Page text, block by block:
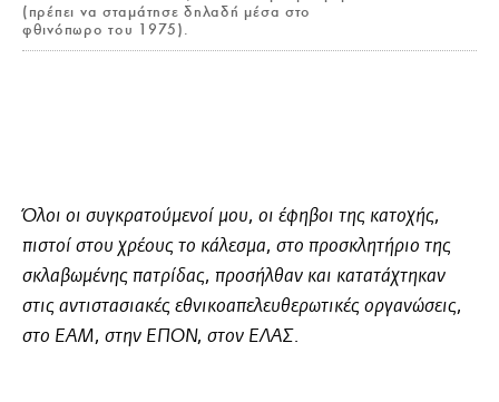
(πρέπει να σταμάτησε δηλαδή μέσα στο
φθινόπωρο του 1975).
Όλοι οι συγκρατούμενοί μου, οι έφηβοι της κατοχής,
πιστοί στου χρέους το κάλεσμα, στο προσκλητήριο της
σκλαβωμένης πατρίδας, προσήλθαν και κατατάχτηκαν
στις αντιστασιακές εθνικοαπελευθερωτικές οργανώσεις,
στο ΕΑΜ, στην ΕΠΟΝ, στον ΕΛΑΣ.